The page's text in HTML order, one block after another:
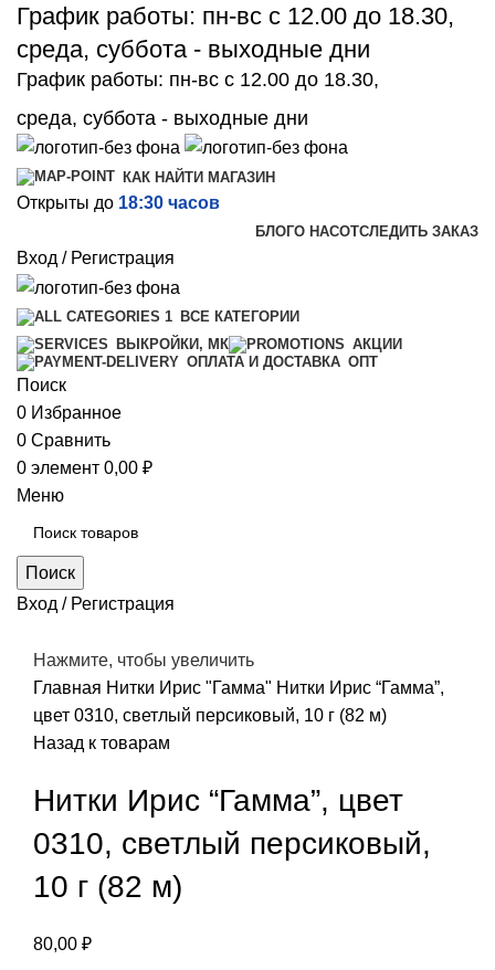
График работы: пн-вс с 12.00 до 18.30,
среда, суббота - выходные дни
График работы: пн-вс с 12.00 до 18.30,
среда, суббота - выходные дни
КАК НАЙТИ МАГАЗИН
Открыты до 18:30 часов
БЛОГО НАСОТСЛЕДИТЬ ЗАКАЗ
Вход / Регистрация
ВСЕ КАТЕГОРИИ
ВЫКРОЙКИ, МК
АКЦИИ
ОПЛАТА И ДОСТАВКА ОПТ
Поиск
0 Избранное
0 Сравнить
0 элемент 0,00 ₽
Меню
Поиск
Вход / Регистрация
Нажмите, чтобы увеличить
Главная Нитки Ирис "Гамма" Нитки Ирис “Гамма”,
цвет 0310, светлый персиковый, 10 г (82 м)
Назад к товарам
Нитки Ирис “Гамма”, цвет
0310, светлый персиковый,
10 г (82 м)
80,00 ₽